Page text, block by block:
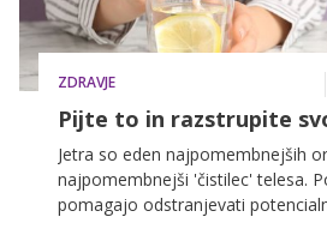
ZDRAVJE
Pijte to in razstrupite
Jetra so eden najpomembnejših
najpomembnejši 'čistilec' telesa.
pomagajo odstranjevati